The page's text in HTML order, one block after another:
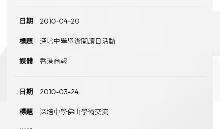
2010-04-20
深培中學舉辦閱讀日活動
香港商報
2010-03-24
深培中學佛山學術交流